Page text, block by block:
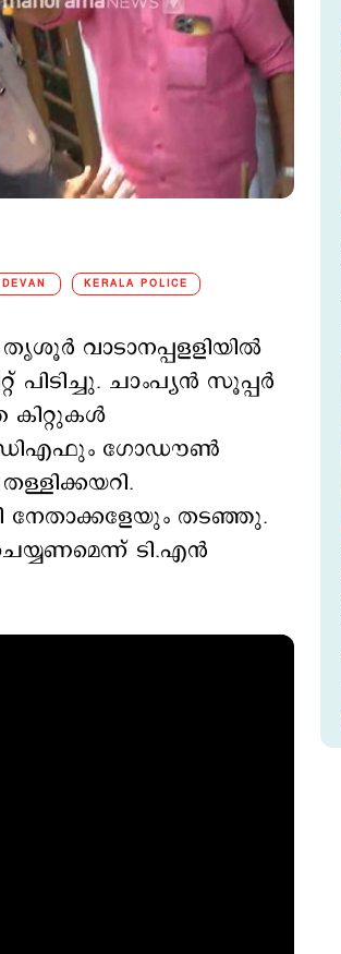
DEVAN KERALA POLICE
വാടാനപ്പളളിയില്‍
പിടിച്ചു. ചാംപ്യന്‍ സൂപ്പര്‍
കിറ്റുകള്‍
ഗോഡൗണ്‍
നേതാക്കളേയും തടഞ്ഞു.
ടി.എന്‍